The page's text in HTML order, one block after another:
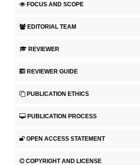
FOCUS AND SCOPE
EDITORIAL TEAM
REVIEWER
REVIEWER GUIDE
PUBLICATION ETHICS
PUBLICATION PROCESS
OPEN ACCESS STATEMENT
COPYRIGHT AND LICENSE